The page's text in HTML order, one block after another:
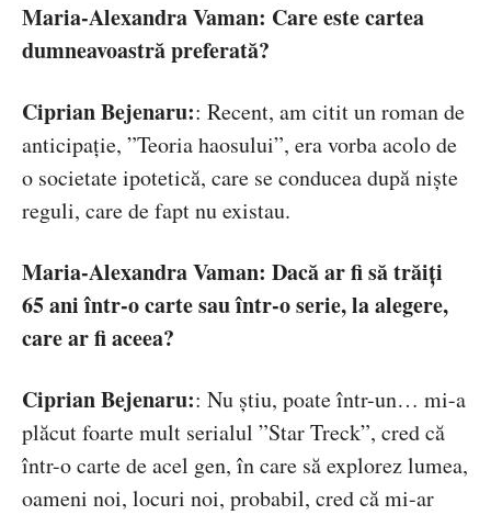
Maria-Alexandra Vaman: Care este cartea
dumneavoastră preferată?
Ciprian Bejenaru:: Recent, am citit un roman de
anticipație, ”Teoria haosului”, era vorba acolo de
o societate ipotetică, care se conducea după niște
reguli, care de fapt nu existau.
Maria-Alexandra Vaman: Dacă ar fi să trăiți
65 ani într-o carte sau într-o serie, la alegere,
care ar fi aceea?
Ciprian Bejenaru:: Nu știu, poate într-un… mi-a
plăcut foarte mult serialul ”Star Treck”, cred că
într-o carte de acel gen, în care să explorez lumea,
oameni noi, locuri noi, probabil, cred că mi-ar